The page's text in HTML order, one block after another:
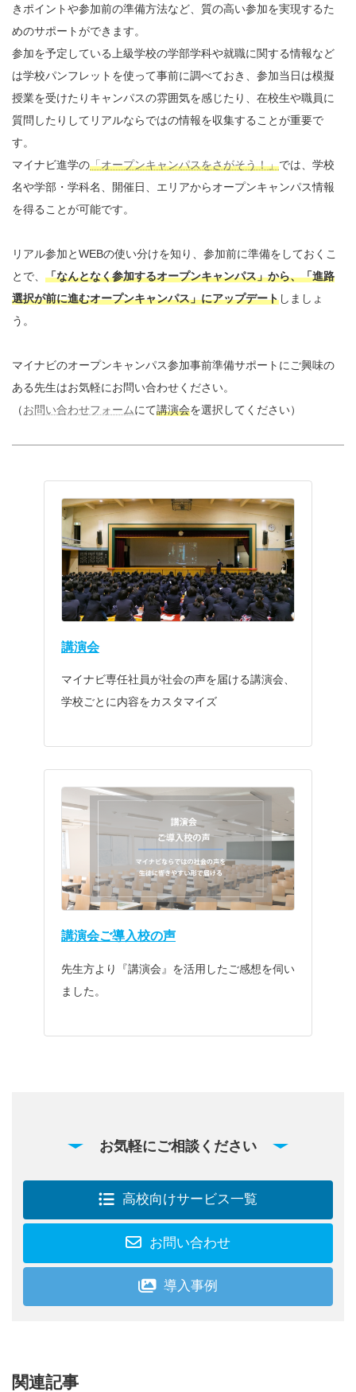
きポイントや参加前の準備方法など、質の高い参加を実現するた
めのサポートができます。
参加を予定している上級学校の学部学科や就職に関する情報など
は学校パンフレットを使って事前に調べておき、参加当日は模擬
授業を受けたりキャンパスの雰囲気を感じたり、在校生や職員に
質問したりしてリアルならではの情報を収集することが重要で
す。
マイナビ進学の「オープンキャンパスをさがそう！」では、学校
名や学部・学科名、開催日、エリアからオープンキャンパス情報
を得ることが可能です。
リアル参加とWEBの使い分けを知り、参加前に準備をしておくこ
とで、 「なんとなく参加するオープンキャンパス」から、「進路
選択が前に進むオープンキャンパス」にアップデートしましょ
う。
マイナビのオープンキャンパス参加事前準備サポートにご興味の
ある先生はお気軽にお問い合わせください。
（お問い合わせフォームにて講演会を選択してください）
講演会
マイナビ専任社員が社会の声を届ける講演会、
学校ごとに内容をカスタマイズ
講演会ご導入校の声
先生方より『講演会』を活用したご感想を伺い
ました。
お気軽にご相談ください
高校向けサービス一覧
お問い合わせ
導入事例
関連記事